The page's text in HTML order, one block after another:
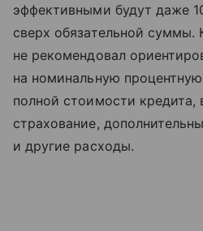
эффективными будут даже
сверх обязательной суммы.
не рекомендовал
на номинальную процентную
полной стоимости кредита,
страхование,
и другие расходы.